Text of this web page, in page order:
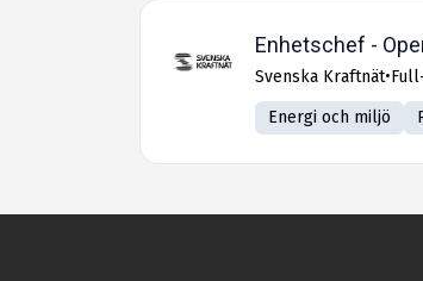
Enhetschef -
Svenska Kraftnät•
Energi och miljö